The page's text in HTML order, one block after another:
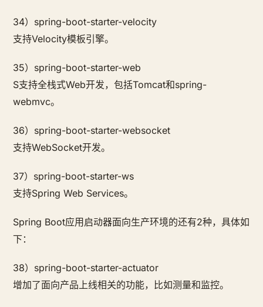
34）spring-boot-starter-velocity
支持Velocity模板引擎。
35）spring-boot-starter-web
S支持全栈式Web开发，包括Tomcat和spring-
webmvc。
36）spring-boot-starter-websocket
支持WebSocket开发。
37）spring-boot-starter-ws
支持Spring Web Services。
Spring Boot应用启动器面向生产环境的还有2种，具体如
下：
38）spring-boot-starter-actuator
增加了面向产品上线相关的功能，比如测量和监控。